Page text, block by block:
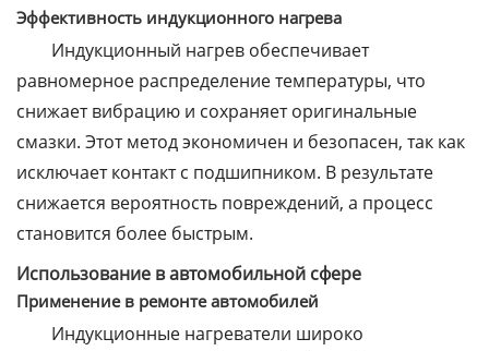
Эффективность индукционного нагрева
Индукционный нагрев обеспечивает
равномерное распределение температуры, что
снижает вибрацию и сохраняет оригинальные
смазки. Этот метод экономичен и безопасен, так как
исключает контакт с подшипником. В результате
снижается вероятность повреждений, а процесс
становится более быстрым.
Использование в автомобильной сфере
Применение в ремонте автомобилей
Индукционные нагреватели широко